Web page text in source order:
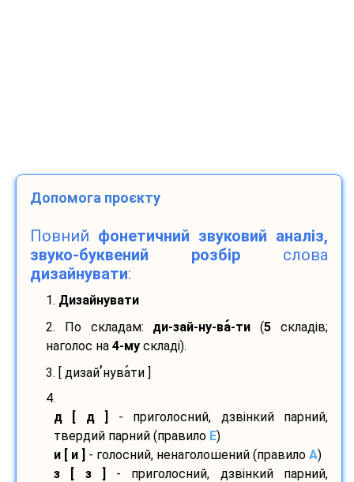
Допомога проєкту
Повний фонетичний звуковий аналіз,
звуко-буквений розбір слова
дизайнувати:
1. Дизайнувати
2. По складам: ди-зай-ну-ва-ти (5 складів;
наголос на 4-му складі).
3. [ дизай’нувати ]
4.
д [ д ]
- приголосний, дзвінкий парний,
твердий парний (правило E)
и [ и ]
- голосний, ненаголошений (правило A)
з [ з ]
- приголосний, дзвінкий парний,